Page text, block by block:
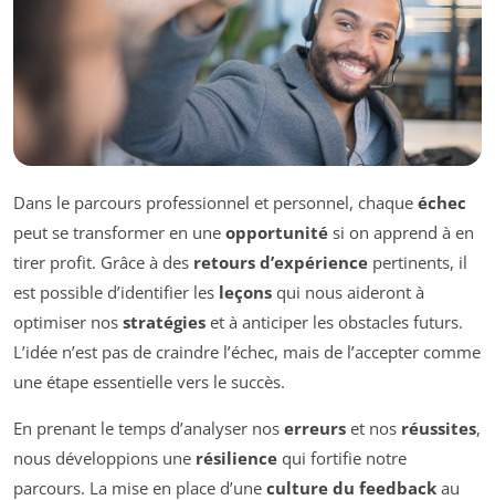
Dans le parcours professionnel et personnel, chaque échec
peut se transformer en une opportunité si on apprend à en
tirer profit. Grâce à des retours d’expérience pertinents, il
est possible d’identifier les leçons qui nous aideront à
optimiser nos stratégies et à anticiper les obstacles futurs.
L’idée n’est pas de craindre l’échec, mais de l’accepter comme
une étape essentielle vers le succès.
En prenant le temps d’analyser nos erreurs et nos réussites,
nous développions une résilience qui fortifie notre
parcours. La mise en place d’une culture du feedback au